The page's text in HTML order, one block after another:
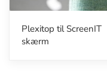
Plexitop til ScreenIT
skærm